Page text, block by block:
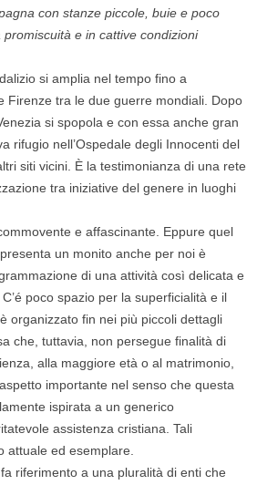
con stanze piccole, buie e poco
e in cattive condizioni
si amplia nel tempo fino a
Firenze tra le due guerre mondiali. Dopo
si spopola e con essa anche gran
rifugio nell’Ospedale degli Innocenti del
siti vicini. È la testimonianza di una rete
tra iniziative del genere in luoghi
e affascinante. Eppure quel
un monito anche per noi è
di una attività così delicata e
poco spazio per la superficialità e il
organizzato fin nei più piccoli dettagli
che, tuttavia, non persegue finalità di
alla maggiore età o al matrimonio,
importante nel senso che questa
ispirata a un generico
assistenza cristiana. Tali
attuale ed esemplare.
riferimento a una pluralità di enti che